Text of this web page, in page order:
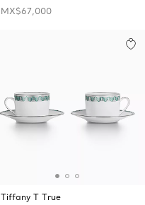
MX$67,000
Tiffany T True